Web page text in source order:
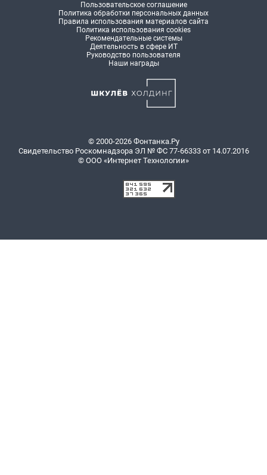
Пользовательское соглашение
Политика обработки персональных данных
Правила использования материалов сайта
Политика использования cookies
Рекомендательные системы
Деятельность в сфере ИТ
Руководство пользователя
Наши награды
© 2000-2026 Фонтанка.Ру
Свидетельство Роскомнадзора ЭЛ № ФС 77-66333 от 14.07.2016
© ООО «Интернет Технологии»